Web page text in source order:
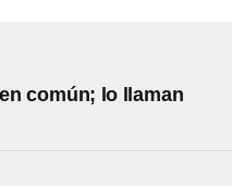
común; lo llaman